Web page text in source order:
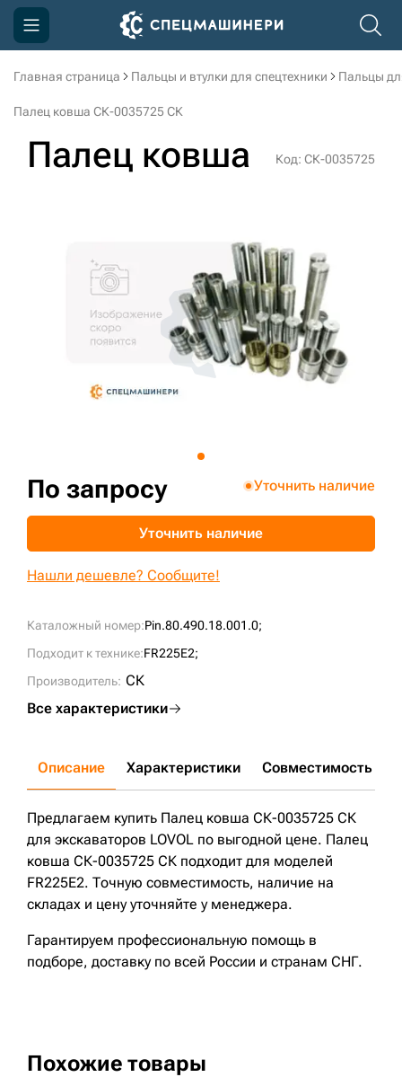
Главная страница Пальцы и втулки для спецтехники Пальцы
Палец ковша СК-0035725 СК
Палец ковша Код: СК-0035725
Каталожный номер:Pin.80.490.18.001.0;
Подходит к технике:FR225E2;
Производитель: СК
Все характеристики
По запросу Уточнить наличие
Уточнить наличие
Нашли дешевле? Сообщите!
Описание Характеристики Совместимость
Предлагаем купить Палец ковша СК-0035725 СК
для экскаваторов LOVOL по выгодной цене. Палец
ковша СК-0035725 СК подходит для моделей
FR225E2. Точную совместимость, наличие на
складах и цену уточняйте у менеджера.
Гарантируем профессиональную помощь в
подборе, доставку по всей России и странам СНГ.
Похожие товары
Компания
Доставка и оплата
3D тур по производству
3D тур по складам
sksale@skdst.ru